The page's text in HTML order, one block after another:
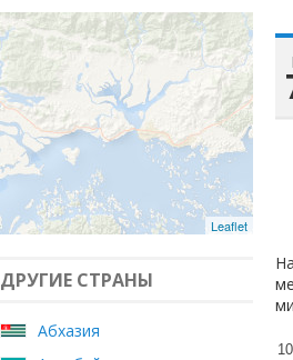
Leaflet
ДРУГИЕ СТРАНЫ
Абхазия